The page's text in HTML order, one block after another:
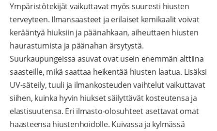
Ympäristötekijät vaikuttavat myös suuresti hiusten
terveyteen. Ilmansaasteet ja erilaiset kemikaalit voivat
kerääntyä hiuksiin ja päänahkaan, aiheuttaen hiusten
haurastumista ja päänahan ärsytystä.
Suurkaupungeissa asuvat ovat usein enemmän alttiina
saasteille, mikä saattaa heikentää hiusten laatua. Lisäksi
UV-säteily, tuuli ja ilmankosteuden vaihtelut vaikuttavat
siihen, kuinka hyvin hiukset säilyttävät kosteutensa ja
elastisuutensa. Eri ilmasto-olosuhteet asettavat omat
haasteensa hiustenhoidolle. Kuivassa ja kylmässä